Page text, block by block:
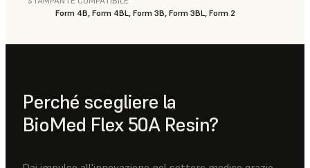
Form 4B, Form 4BL, Form 3B, Form 3BL, Form 2
Perché scegliere la
BioMed Flex 50A Resin?